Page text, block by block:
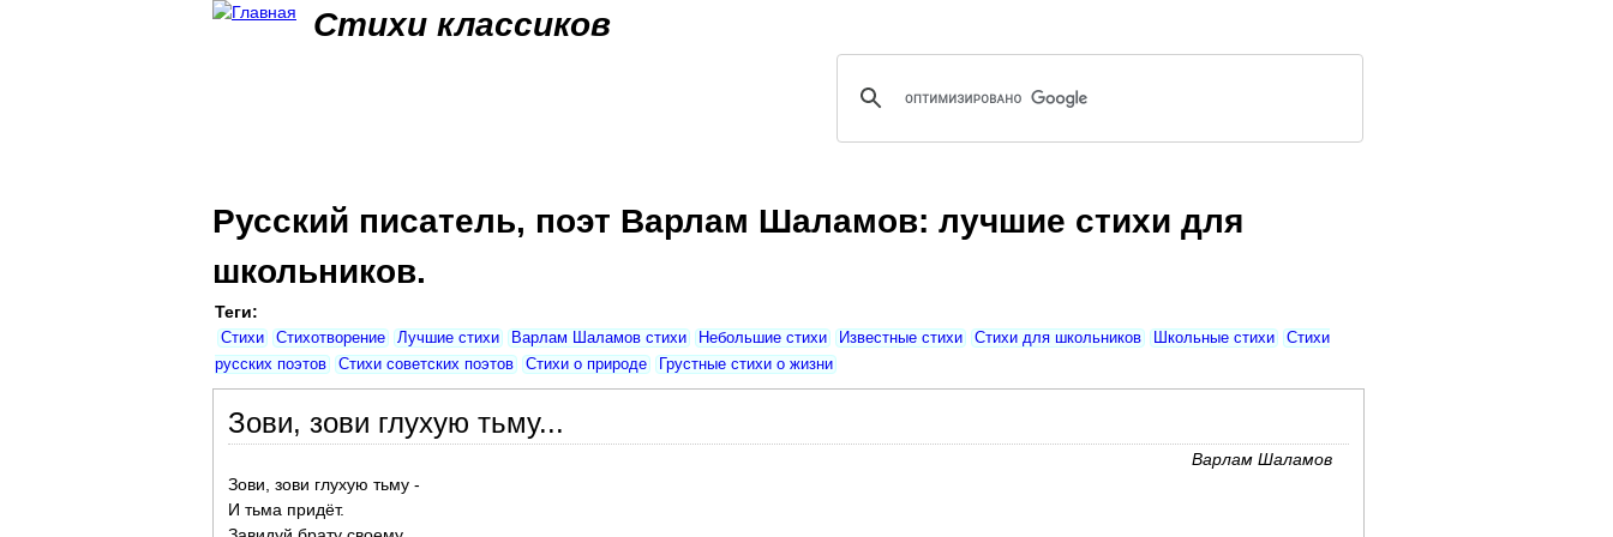
Стихи классиков
Русский писатель, поэт Варлам Шаламов: лучшие стихи для
школьников.
Теги:
Стихи Стихотворение Лучшие стихи Варлам Шаламов стихи Небольшие стихи Известные стихи Стихи для школьников Школьные стихи
Стихи
русских поэтов
Стихи советских поэтов Стихи о природе Грустные стихи о жизни
Зови, зови глухую тьму...
Варлам Шаламов
Зови, зови глухую тьму -
И тьма придёт.